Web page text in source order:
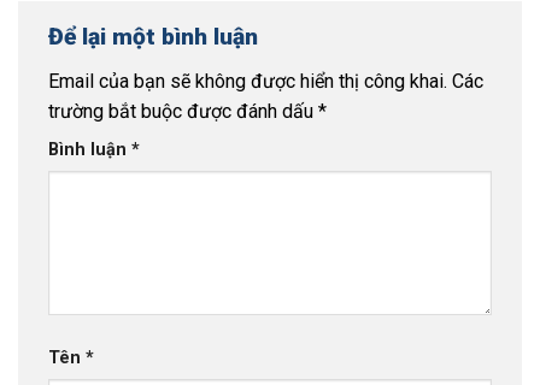
Để lại một bình luận
Email của bạn sẽ không được hiển thị công khai. Các
trường bắt buộc được đánh dấu *
Bình luận *
Tên *